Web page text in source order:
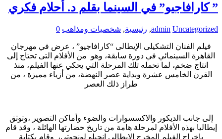
” كارافاجيو” في السينما بقلم د. أحلام فكري
admin Uncategorized
, رئيسية, شخصيات ومذاهب 0
فيلم الفنان التشكيلى الإيطالى “كارافاجيو” ، عرض في مهرجان
القاهرة السينمائي في دورة سابقة، وهو من الأفلام التى تحتاج إلى
انتاج ضخم، لما تحمله تلك المرحلة التي يحكي عنها الفيلم، منذ
القرن الخامس عشرة وبداية عصر النهضة، من أزياء مميزة ، من
طراز ذلك العصر
إلى جانب الديكور والاكسسوارات والضوء وأماكن التصوير ،وتوثق
إيطاليا بهذه الأفلام لمرحلة هامة من تاريخ حضارتها الهائلة ، وقد قام
بإخراج الفيلم المخرج الإيطالى انجيلو لونجوتى، وقام بكتابة